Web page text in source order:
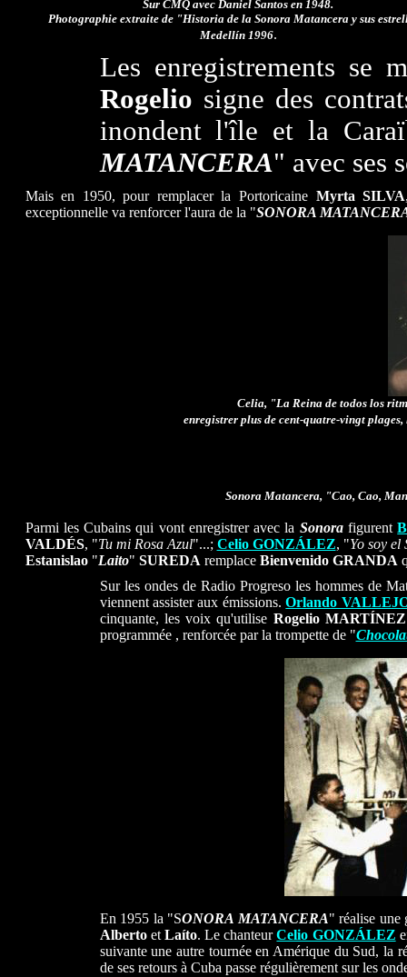
Sur CMQ avec Daniel Santos en 1948.
Photographie extraite de "Historia de la Sonora Matancera y sus
Medellín 1996.
Les enregistrements se
Rogelio signe des
inondent l'île et la
MATANCERA" avec ses
Mais en 1950, pour remplacer la Portoricaine Myrta SILVA
exceptionnelle va renforcer l'aura de la "SONORA
Celia, "La Reina de todos los
enregistrer plus de cent-quatre-vingt
Sonora Matancera, "Cao, Cao,
Parmi les Cubains qui vont enregistrer avec la Sonorafigurent
VALDÉS, "Tu mi Rosa Azul"...; Celio GONZÁLEZ, "Yo soy el
Estanislao"Laito" SUREDA remplace Bienvenido GRANDA
Sur les ondes de Radio Progreso les hommes de
viennent assister aux émissions.Orlando
cinquante, les voix qu'utilise Rogelio MARTÍNEZ
programmée , renforcée par la trompette de "
En 1955 la "SONORA MATANCERA" réalise une
Albertoet Laíto. Le chanteurCelio GONZÁLEZ
suivante une autre tournée en Amérique du Sud, la
de ses retours à Cuba passe régulièrement sur les